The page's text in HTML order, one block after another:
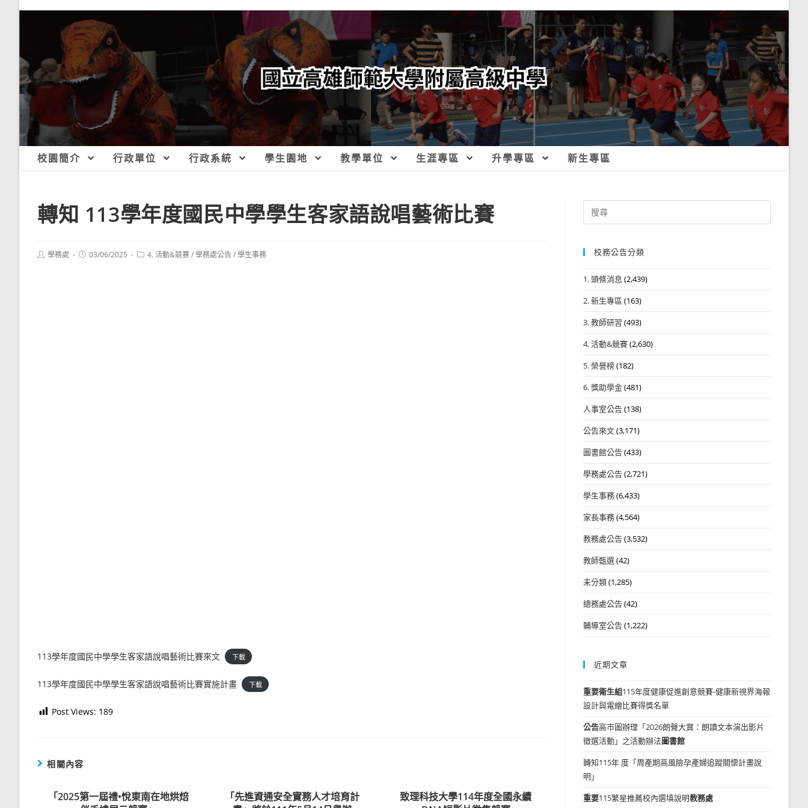
校園簡介 行政單位 行政系統 學生園地 教學單位 生涯專區 升學專區 新生專區
轉知 113學年度國民中學學生客家語說唱藝術比賽
Post學務處
Post03/06/2025
Post4. 活動&競賽/學務處公告/學生事務
113學年度國民中學學生客家語說唱藝術比賽來文 下載
113學年度國民中學學生客家語說唱藝術比賽實施計畫 下載
Post Views: 189
相關內容
「2025第一屆禮•悅東南在地烘焙
「先進資通安全實務人才培育計
致理科技大學114年度全國永續
Search
for:
校務公告分類
1. 頭條消息 (2,439)
2. 新生專區 (163)
3. 教師研習 (493)
4. 活動&競賽(2,630)
5. 榮譽榜(182)
6. 獎助學金(481)
人事室公告(138)
公告來文(3,171)
圖書館公告(433)
學務處公告(2,721)
學生事務(6,433)
家長事務(4,564)
教務處公告(3,532)
教師甄選(42)
未分類(1,285)
總務處公告(42)
輔導室公告(1,222)
近期文章
重要衛生組115年度健康促進創意競賽-健康新視界海報
設計與電繪比賽得獎名單
公告高市圖辦理「2026朗聲大賞：朗讀文本演出影片
徵選活動」之活動辦法圖書館
轉知115年 度「周產期高風險孕產婦追蹤關懷計畫說
明」
重要115繁星推薦校內選填說明教務處